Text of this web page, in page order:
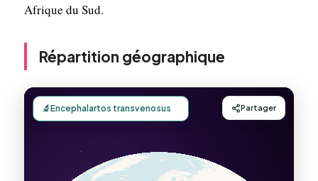
Afrique du Sud.
Répartition géographique